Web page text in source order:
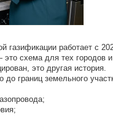
газификации работает с
это схема для тех городов
это другая история.
до границ земельного